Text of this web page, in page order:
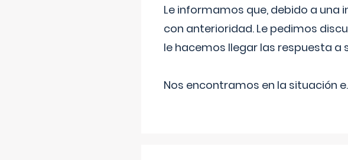
Le informamos que, debido a
con anterioridad. Le pedimos
le hacemos llegar las respuesta a
Nos encontramos en la situación e